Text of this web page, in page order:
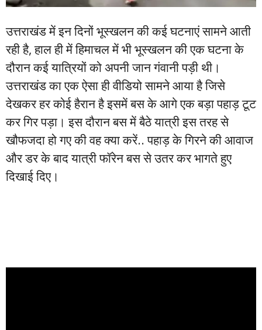
उत्तराखंड में इन दिनों भूस्खलन की कई घटनाएं सामने आती
रही है, हाल ही में हिमाचल में भी भूस्खलन की एक घटना के
दौरान कई यात्रियों को अपनी जान गंवानी पड़ी थी।
उत्तराखंड का एक ऐसा ही वीडियो सामने आया है जिसे
देखकर हर कोई हैरान है इसमें बस के आगे एक बड़ा पहाड़ टूट
कर गिर पड़ा। इस दौरान बस में बैठे यात्री इस तरह से
खौफजदा हो गए की वह क्या करें.. पहाड़ के गिरने की आवाज
और डर के बाद यात्री फॉरेन बस से उतर कर भागते हुए
दिखाई दिए।